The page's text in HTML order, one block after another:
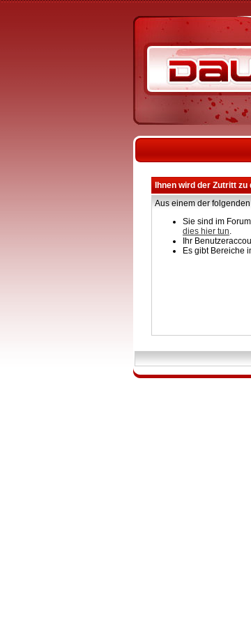
Ihnen wird der Zutritt
Aus einem der
Sie sind im
dies hier tun.
Ihr
Es gibt Bereiche